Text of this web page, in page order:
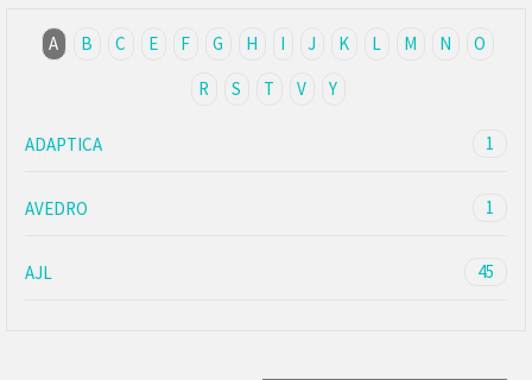
A B C E F G H I J K L M N
O
R
S T V Y
ADAPTICA 1
AVEDRO 1
AJL 45